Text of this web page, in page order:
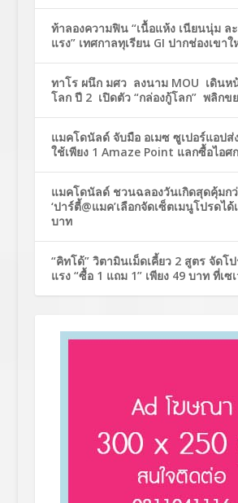
ท้าลองความฟิน “เนื้อแห้ง เนียนนุ่ม
แรง” เทศกาลทุเรียน GI ปากช่องเขา
ทาโร ผนึก มศว ลงนาม MOU เดินห
โลก ปี 2 เปิดตัว “กล่องกู้โลก” พลิกข
แมคโดนัลด์ จับมือ อเมซ ซูเปอร์แอปส่
ใช้เพียง 1 Amaze Point แลกซื้อไอศ
แมคโดนัลด์ ชวนฉลองวันเกิดสุดคุ้มก
‘ปาร์ตี้@แมค’เลือกจัดเซ็ตเมนูโปรดได้
บาท
“คิทโด้” วิตามินเม็ดเคี้ยว 2 สูตร จัดโ
แรง “ซื้อ 1 แถม 1” เพียง 49 บาท ที่เซ